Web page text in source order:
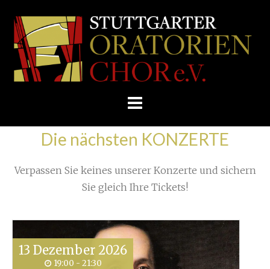
Skip
E.V.
Home Unkategorisiert » /
Die nächsten KONZERTE
Verpassen Sie keines unserer Konzerte und sichern
Sie gleich Ihre Tickets!
13 Dezember 2026
19:00 - 21:30